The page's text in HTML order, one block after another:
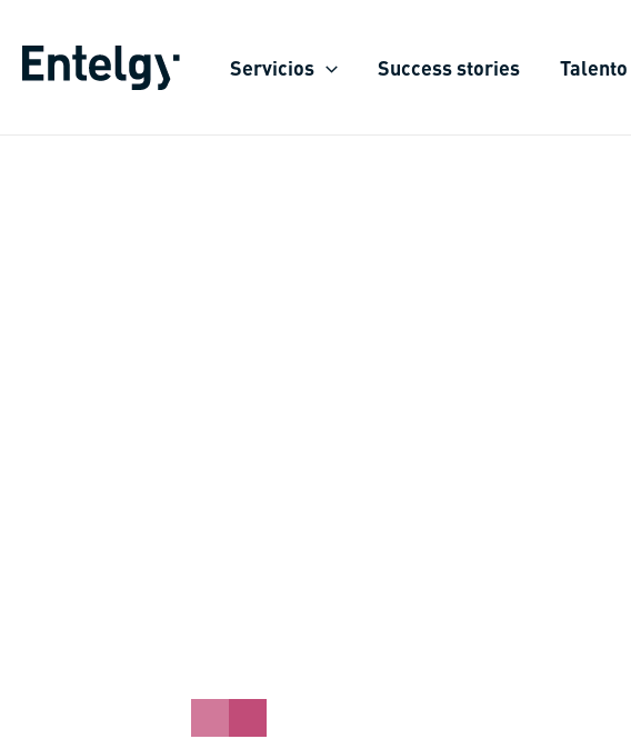
content
Servicios Success stories Talento